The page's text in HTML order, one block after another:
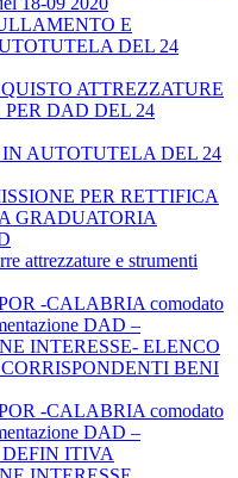
E
DEL 24
ATTREZZATURE
DAD DEL 24
AUTOTUTELA DEL 24
PER RETTIFICA
GRADUATORIA
attrezzature e strumenti
-CALABRIA comodato
DAD –
INTERESSE- ELENCO
BENI
-CALABRIA comodato
DAD –
ITIVA